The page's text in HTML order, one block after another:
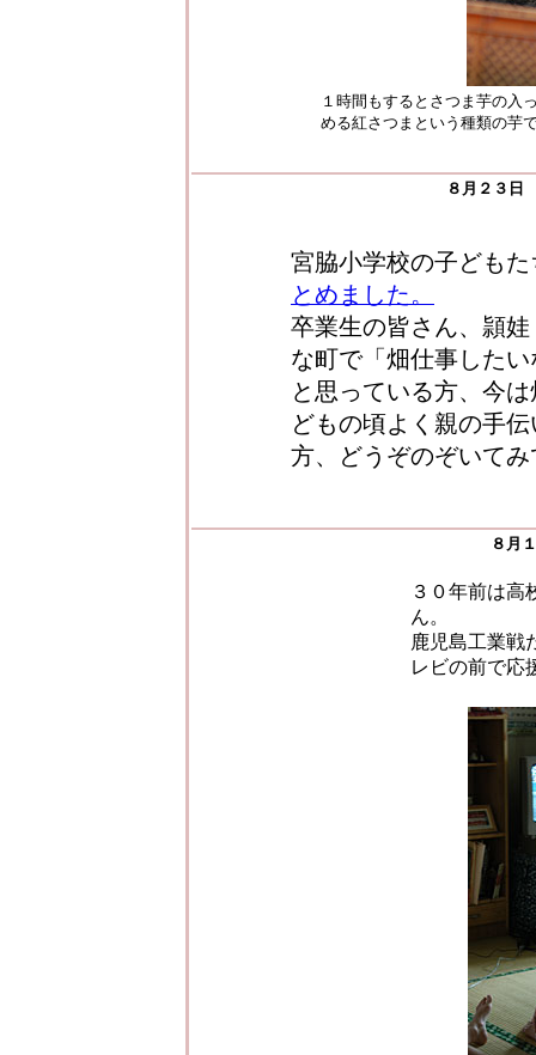
１時間もするとさつま芋の入
める紅さつまという種類の芋
８月２３
宮脇小学校の子どもた
とめました。
卒業生の皆さん、頴
な町で「畑仕事したい
と思っている方、今
どもの頃よく親の手
方、どうぞのぞいて
８月
３０年前は高
ん。
鹿児島工業戦
レビの前で応